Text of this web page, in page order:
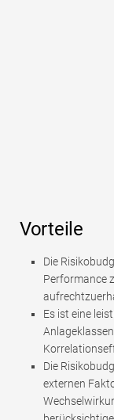
Vorteile
Die
Performance
Es ist eine
Die
externen